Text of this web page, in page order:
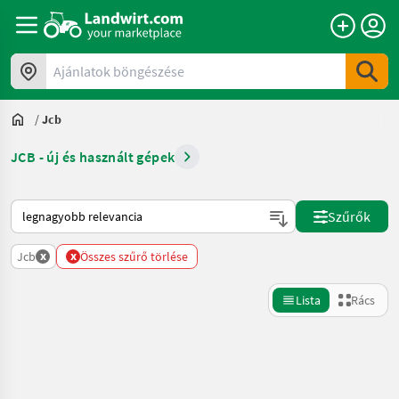
Ajánlatok böngészése
/Jcb
JCB - új és használt gépek
Így van sorba rendezve a Landwirt.com-on
Szűrők
Jcb x x Összes szűrő törlése
Lista Rács